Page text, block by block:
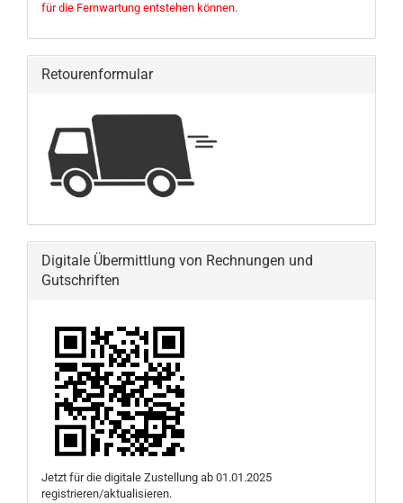
für die Fernwartung entstehen können.
Retourenformular
Digitale Übermittlung von Rechnungen und
Gutschriften
Jetzt für die digitale Zustellung ab 01.01.2025
registrieren/aktualisieren.